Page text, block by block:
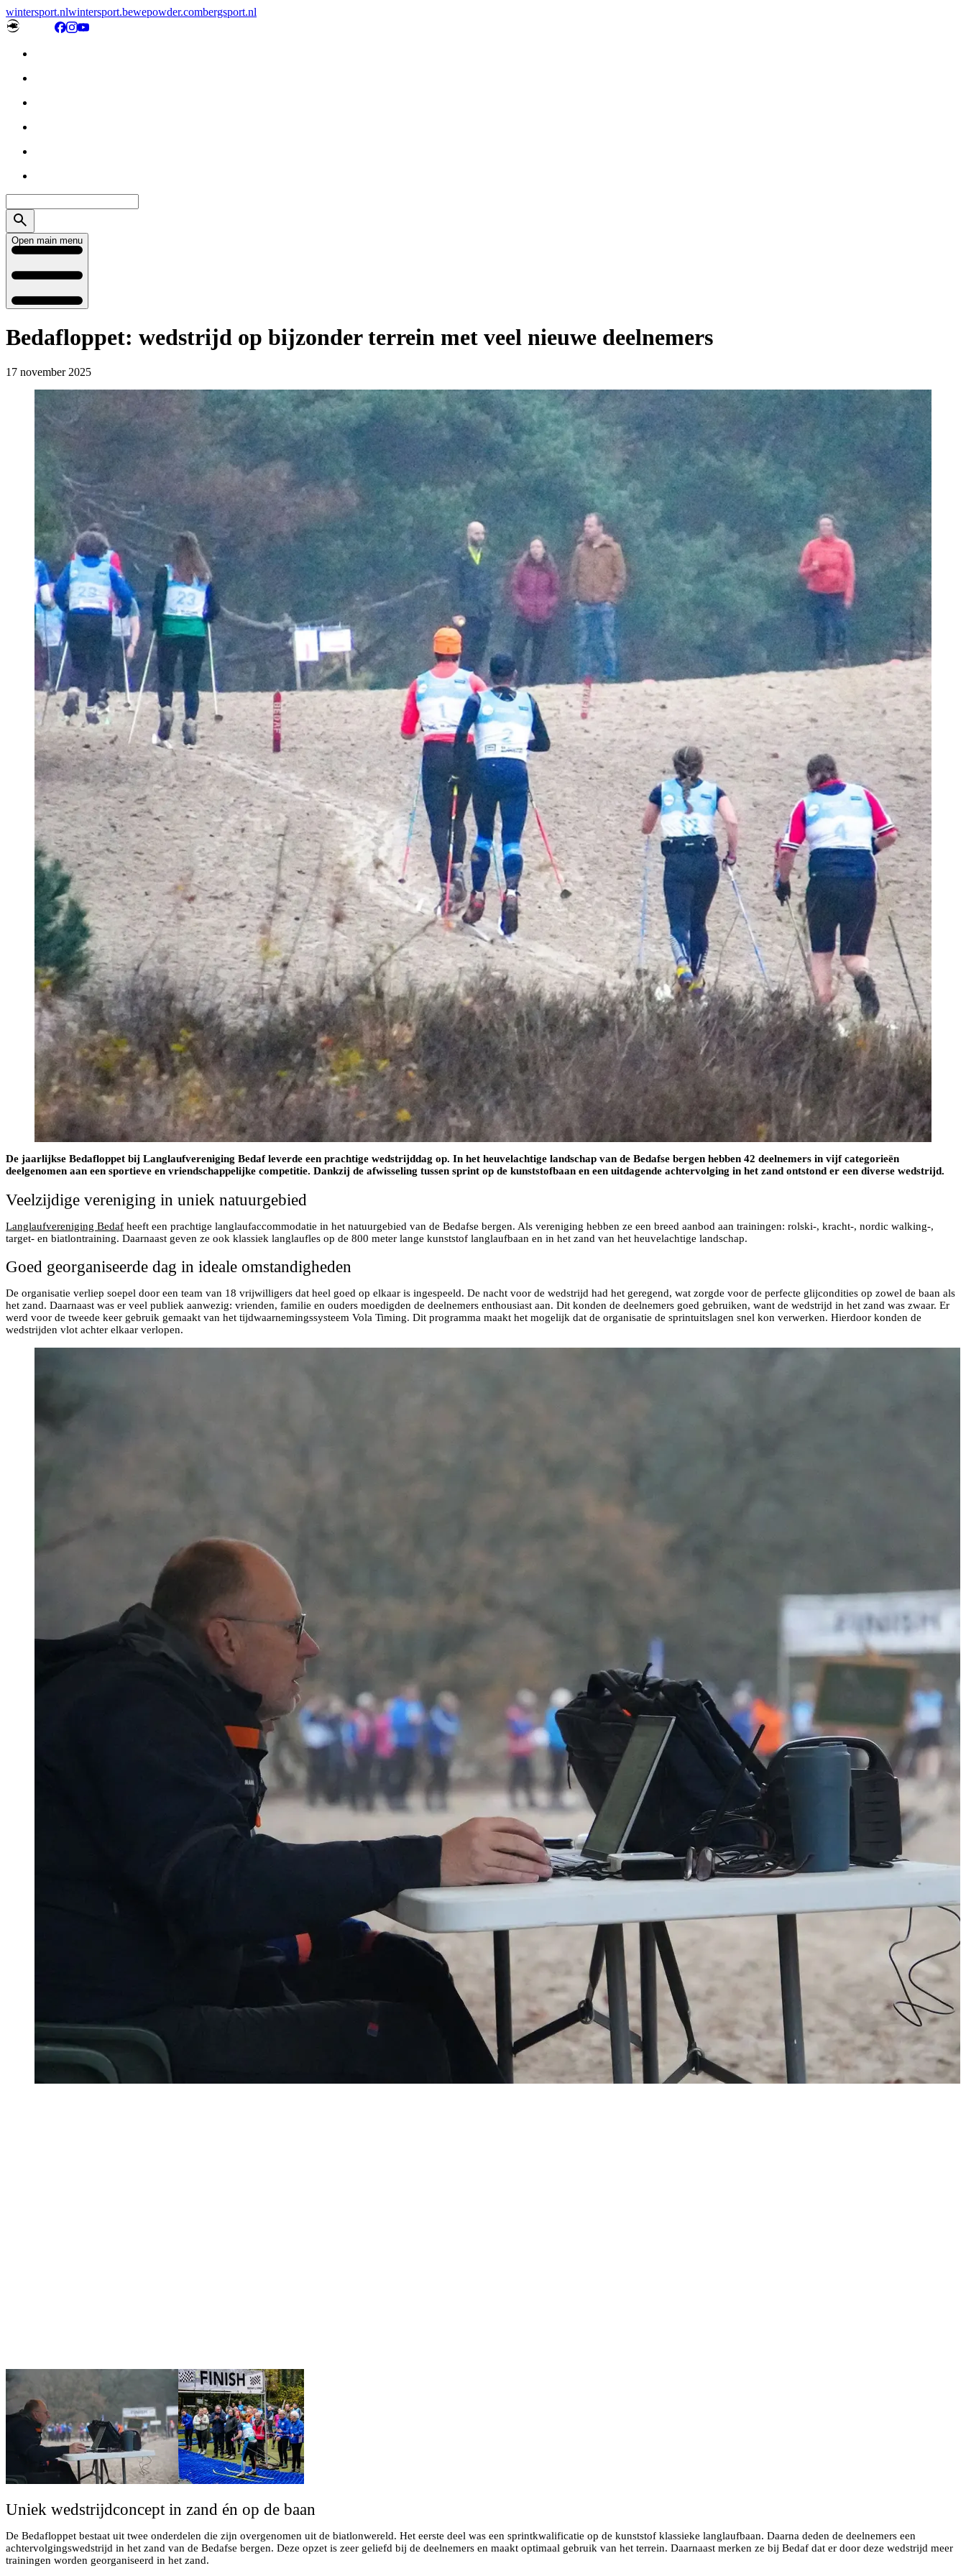
wintersport.nlwintersport.bewepowder.combergsport.nl
Open main menu
Bedafloppet: wedstrijd op bijzonder terrein met veel nieuwe deelnemers
17 november 2025
De jaarlijkse Bedafloppet bij Langlaufvereniging Bedaf leverde een prachtige wedstrijddag op. In het heuvelachtige landschap van de Bedafse bergen hebben 42 deelnemers in vijf categorieën
deelgenomen aan een sportieve en vriendschappelijke competitie. Dankzij de afwisseling tussen sprint op de kunststofbaan en een uitdagende achtervolging in het zand ontstond er een diverse wedstrijd.
Veelzijdige vereniging in uniek natuurgebied
Langlaufvereniging Bedaf heeft een prachtige langlaufaccommodatie in het natuurgebied van de Bedafse bergen. Als vereniging hebben ze een breed aanbod aan trainingen: rolski-, kracht-, nordic walking-,
target- en biatlontraining. Daarnaast geven ze ook klassiek langlaufles op de 800 meter lange kunststof langlaufbaan en in het zand van het heuvelachtige landschap.
Goed georganiseerde dag in ideale omstandigheden
De organisatie verliep soepel door een team van 18 vrijwilligers dat heel goed op elkaar is ingespeeld. De nacht voor de wedstrijd had het geregend, wat zorgde voor de perfecte glijcondities op zowel de baan als
het zand. Daarnaast was er veel publiek aanwezig: vrienden, familie en ouders moedigden de deelnemers enthousiast aan. Dit konden de deelnemers goed gebruiken, want de wedstrijd in het zand was zwaar. Er
werd voor de tweede keer gebruik gemaakt van het tijdwaarnemingssysteem Vola Timing. Dit programma maakt het mogelijk dat de organisatie de sprintuitslagen snel kon verwerken. Hierdoor konden de
wedstrijden vlot achter elkaar verlopen.
Uniek wedstrijdconcept in zand én op de baan
De Bedafloppet bestaat uit twee onderdelen die zijn overgenomen uit de biatlonwereld. Het eerste deel was een sprintkwalificatie op de kunststof klassieke langlaufbaan. Daarna deden de deelnemers een
achtervolgingswedstrijd in het zand van de Bedafse bergen. Deze opzet is zeer geliefd bij de deelnemers en maakt optimaal gebruik van het terrein. Daarnaast merken ze bij Bedaf dat er door deze wedstrijd meer
trainingen worden georganiseerd in het zand.